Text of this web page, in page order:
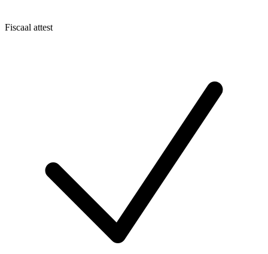
Fiscaal attest